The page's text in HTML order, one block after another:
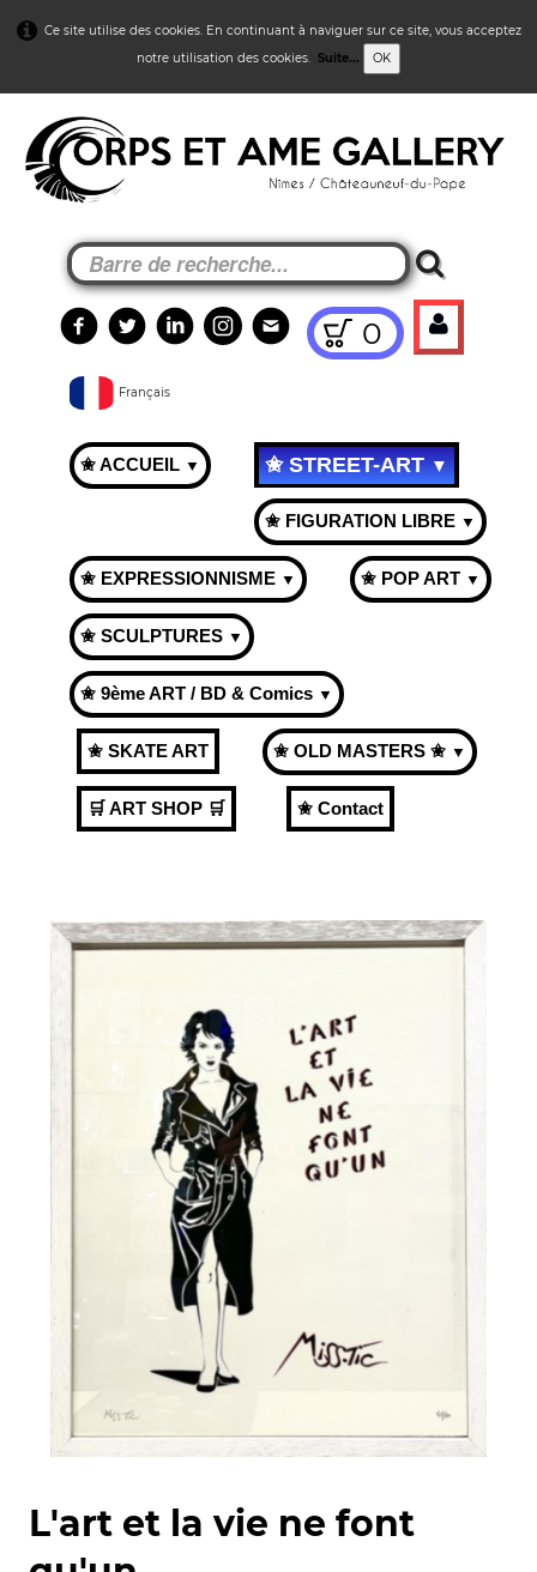
Ce site utilise des cookies. En continuant à naviguer sur ce site, vous acceptez
notre utilisation des cookies. Suite... OK
0
Français
✬ ACCUEIL ▼ ✬ STREET-ART▼
✬ FIGURATION LIBRE ▼
✬ EXPRESSIONNISME ▼ ✬ POP ART ▼
✬ SCULPTURES ▼
✬ 9ème ART / BD & Comics ▼
✬ SKATE ART ✬ OLD MASTERS ✬ ▼
🛒 ART SHOP 🛒 ✬ Contact
L'art et la vie ne font